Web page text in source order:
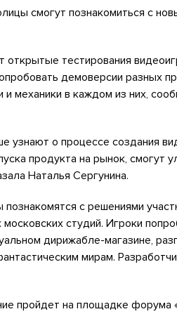
смогут познакомиться с
открытые тестирования
демоверсии разных
механики в каждом из них,
узнают о процессе создания
продукта на рынок, смогут
Наталья Сергунина.
познакомятся с решениями
московских студий. Игроки
дирижабле-магазине,
мирам.
пройдет на площадке форума